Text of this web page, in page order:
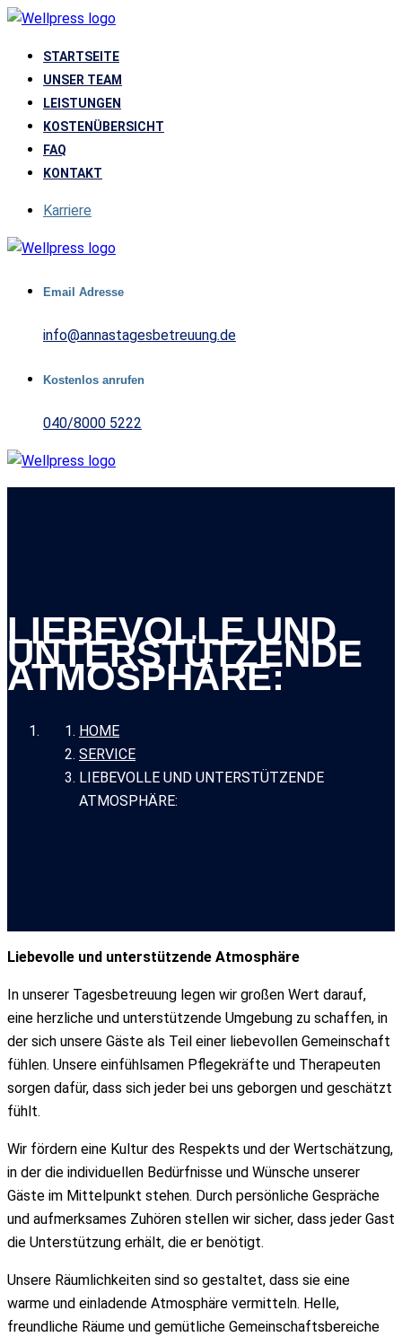
STARTSEITE
UNSER TEAM
LEISTUNGEN
KOSTENÜBERSICHT
FAQ
KONTAKT
Karriere
Email Adresse
info@annastagesbetreuung.de
Kostenlos anrufen
040/8000 5222
LIEBEVOLLE UND
UNTERSTÜTZENDE
ATMOSPHÄRE:
HOME
SERVICE
LIEBEVOLLE UND UNTERSTÜTZENDE
ATMOSPHÄRE:
Liebevolle und unterstützende Atmosphäre
In unserer Tagesbetreuung legen wir großen Wert darauf,
eine herzliche und unterstützende Umgebung zu schaffen, in
der sich unsere Gäste als Teil einer liebevollen Gemeinschaft
fühlen. Unsere einfühlsamen Pflegekräfte und Therapeuten
sorgen dafür, dass sich jeder bei uns geborgen und geschätzt
fühlt.
Wir fördern eine Kultur des Respekts und der Wertschätzung,
in der die individuellen Bedürfnisse und Wünsche unserer
Gäste im Mittelpunkt stehen. Durch persönliche Gespräche
und aufmerksames Zuhören stellen wir sicher, dass jeder Gast
die Unterstützung erhält, die er benötigt.
Unsere Räumlichkeiten sind so gestaltet, dass sie eine
warme und einladende Atmosphäre vermitteln. Helle,
freundliche Räume und gemütliche Gemeinschaftsbereiche